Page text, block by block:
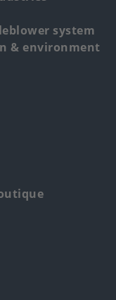
system
& environment